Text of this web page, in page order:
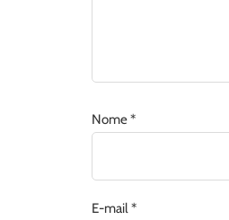
Nome*
E-mail*